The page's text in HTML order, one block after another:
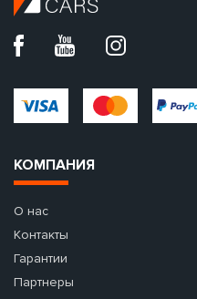
КОМПАНИЯ
О нас
Контакты
Гарантии
Партнеры